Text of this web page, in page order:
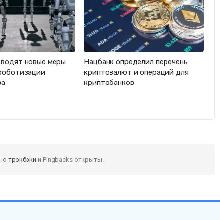
новые меры
Нацбанк определил перечень
криптовалют и операций для
криптобанков
трэкбэки и Pingbacks открыты.